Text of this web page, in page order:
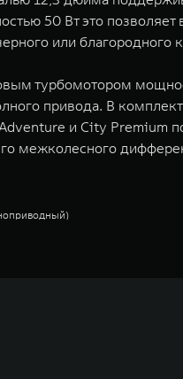
50 Вт это
или благородного
турбомотором
привода. В
и City Premium
межколесного
к сети Интернет, которое
не взимается.
внедорожников,
в 2003 и 2011 годах